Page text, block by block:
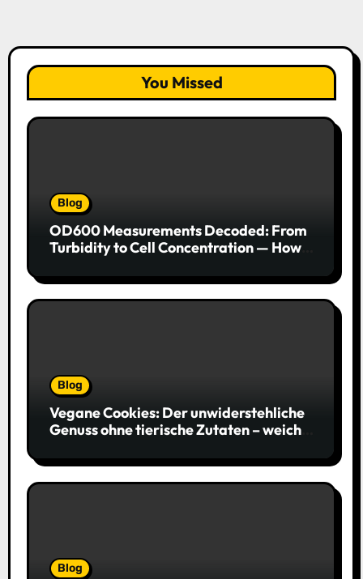
You Missed
Blog
OD600 Measurements Decoded: From
Turbidity to Cell Concentration — How
Blog
Vegane Cookies: Der unwiderstehliche
Genuss ohne tierische Zutaten – weich,
Blog